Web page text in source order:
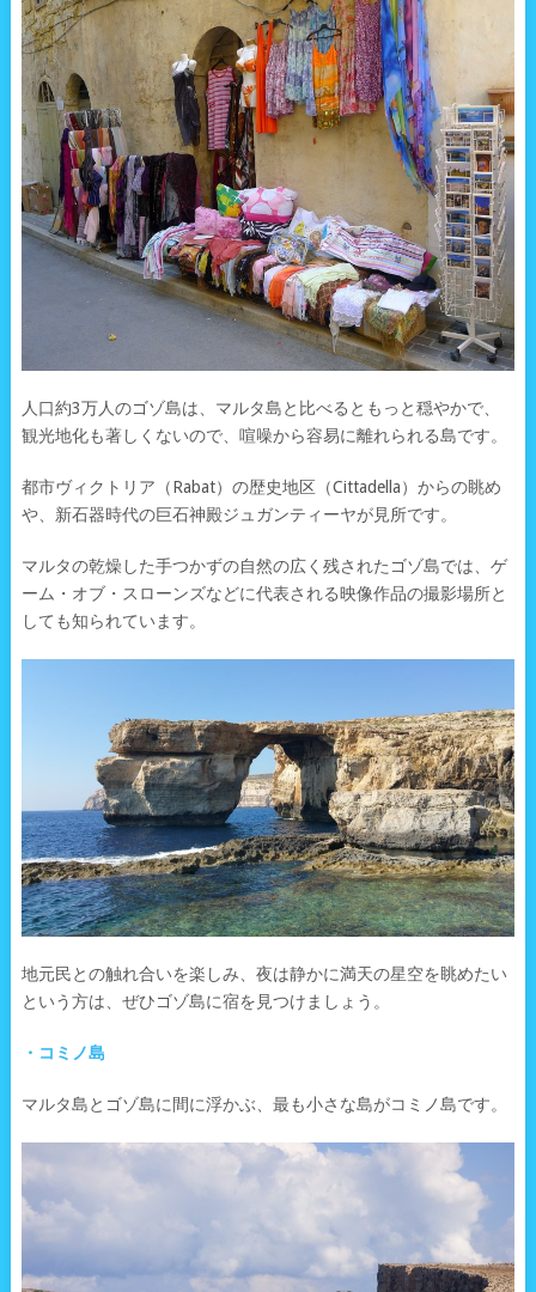
人口約3万人のゴゾ島は、マルタ島と比べるともっと穏やかで、
観光地化も著しくないので、喧噪から容易に離れられる島です。
都市ヴィクトリア（Rabat）の歴史地区（Cittadella）からの眺め
や、新石器時代の巨石神殿ジュガンティーヤが見所です。
マルタの乾燥した手つかずの自然の広く残されたゴゾ島では、ゲ
ーム・オブ・スローンズなどに代表される映像作品の撮影場所と
しても知られています。
地元民との触れ合いを楽しみ、夜は静かに満天の星空を眺めたい
という方は、ぜひゴゾ島に宿を見つけましょう。
・コミノ島
マルタ島とゴゾ島に間に浮かぶ、最も小さな島がコミノ島です。